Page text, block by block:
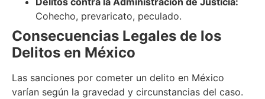
Cohecho, prevaricato, peculado.
Consecuencias Legales de los
Delitos en México
Las sanciones por cometer un delito en México
varían según la gravedad y circunstancias del caso.